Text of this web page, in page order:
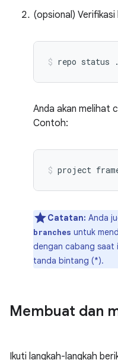
(opsional)
repo status .
Anda akan melihat
Contoh:
project
Catatan: Anda
branches untuk
dengan cabang saat
tanda bintang (*).
Membuat dan
Ikuti langkah-langkah